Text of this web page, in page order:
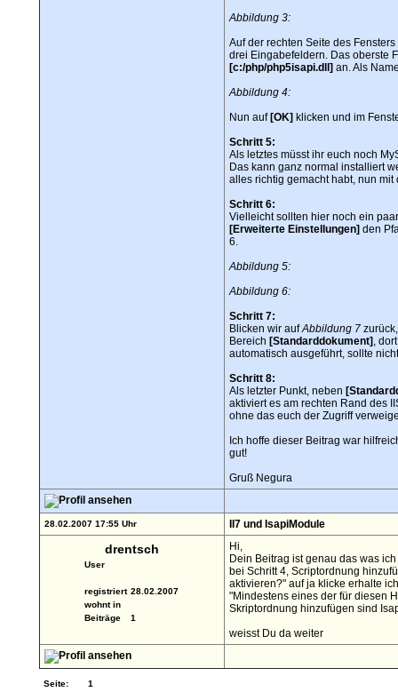
Abbildung 3:
Auf der rechten Seite des
drei Eingabefeldern. Das oberste
[c:/php/php5isapi.dll] an. Als
Abbildung 4:
Nun auf [OK] klicken und im
Schritt 5:
Als letztes müsst ihr euch noch
Das kann ganz normal installiert
alles richtig gemacht habt, nun
Schritt 6:
Vielleicht sollten hier noch ein
[Erweiterte Einstellungen] den
6.
Abbildung 5:
Abbildung 6:
Schritt 7:
Blicken wir aufAbbildung 7
Bereich [Standarddokument] ,
automatisch ausgeführt, sollte
Schritt 8:
Als letzter Punkt, neben
aktiviert es am rechten Rand des
ohne das euch der Zugriff
Ich hoffe dieser Beitrag war
gut!
Gruß Negura
28.02.2007 17:55 Uhr II7 und IsapiModule
drentsch
User
registriert 28.02.2007
wohnt in
Beiträge
1
Hi,
Dein Beitrag ist genau das was
bei Schritt 4, Scriptordnung
aktivieren?" auf ja klicke erhalte
"Mindestens eines der für diesen
Skriptordnung hinzufügen sind
weisst Du da weiter
Seite: 1